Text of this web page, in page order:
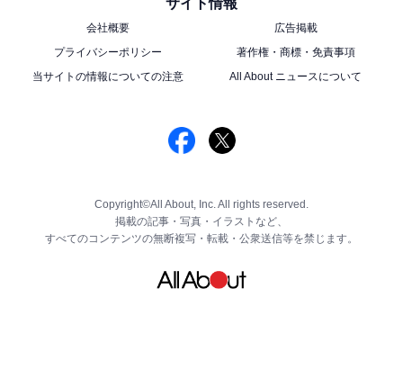
会社概要
広告掲載
プライバシーポリシー
著作権・商標・免責事項
当サイトの情報についての注意
All About ニュースについて
Copyright©All About, Inc. All rights reserved.
掲載の記事・写真・イラストなど、
すべてのコンテンツの無断複写・転載・公衆送信等を禁じます。